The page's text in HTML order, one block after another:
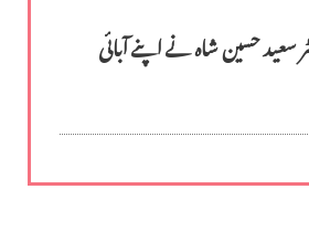
سعید حسین شاہ نے اپنے آبائی